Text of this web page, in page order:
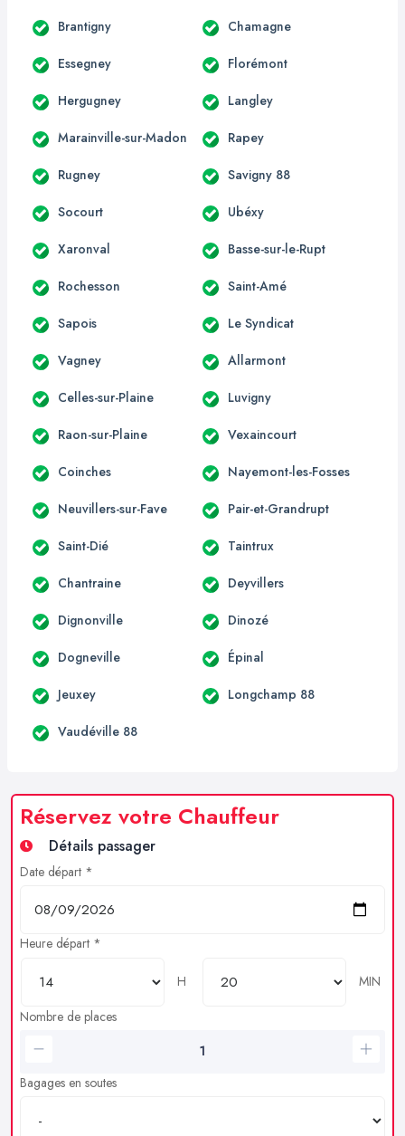
Brantigny Chamagne
Essegney Florémont
Hergugney Langley
Marainville-sur-Madon Rapey
Rugney Savigny 88
Socourt Ubéxy
Xaronval Basse-sur-le-Rupt
Rochesson Saint-Amé
Sapois Le Syndicat
Vagney Allarmont
Celles-sur-Plaine Luvigny
Raon-sur-Plaine Vexaincourt
Coinches Nayemont-les-Fosses
Neuvillers-sur-Fave Pair-et-Grandrupt
Saint-Dié Taintrux
Chantraine Deyvillers
Dignonville Dinozé
Dogneville Épinal
Jeuxey Longchamp 88
Vaudéville 88
Réservez votre Chauffeur
Détails passager
Date départ *
Heure départ *
H
MIN
Nombre de places
Bagages en soutes